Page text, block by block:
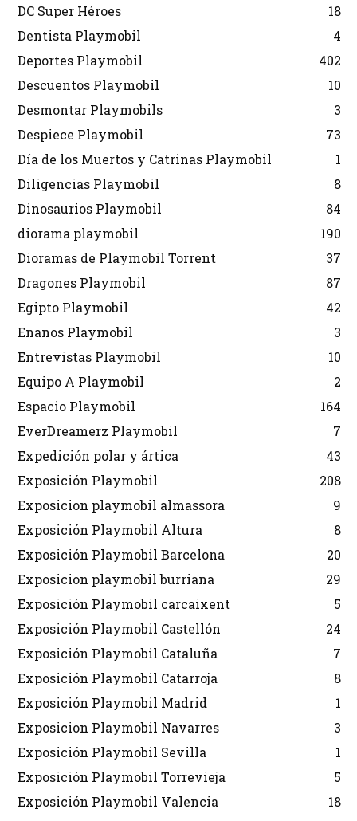
DC Super Héroes
18
Dentista Playmobil
4
Deportes Playmobil
402
Descuentos Playmobil
10
Desmontar Playmobils
3
Despiece Playmobil
73
Día de los Muertos y Catrinas Playmobil
1
Diligencias Playmobil
8
Dinosaurios Playmobil
84
diorama playmobil
190
Dioramas de Playmobil Torrent
37
Dragones Playmobil
87
Egipto Playmobil
42
Enanos Playmobil
3
Entrevistas Playmobil
10
Equipo A Playmobil
2
Espacio Playmobil
164
EverDreamerz Playmobil
7
Expedición polar y ártica
43
Exposición Playmobil
208
Exposicion playmobil almassora
9
Exposición Playmobil Altura
8
Exposición Playmobil Barcelona
20
Exposicion playmobil burriana
29
Exposición Playmobil carcaixent
5
Exposición Playmobil Castellón
24
Exposición Playmobil Cataluña
7
Exposición Playmobil Catarroja
8
Exposición Playmobil Madrid
1
Exposicion Playmobil Navarres
3
Exposición Playmobil Sevilla
1
Exposición Playmobil Torrevieja
5
Exposición Playmobil Valencia
18